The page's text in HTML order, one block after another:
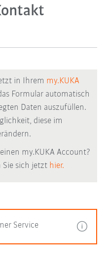
in Ihrem my.KUKA
Formular automatisch
Daten auszufüllen.
diese im
my.KUKA Account?
Sie sich jetzt hier.
Service